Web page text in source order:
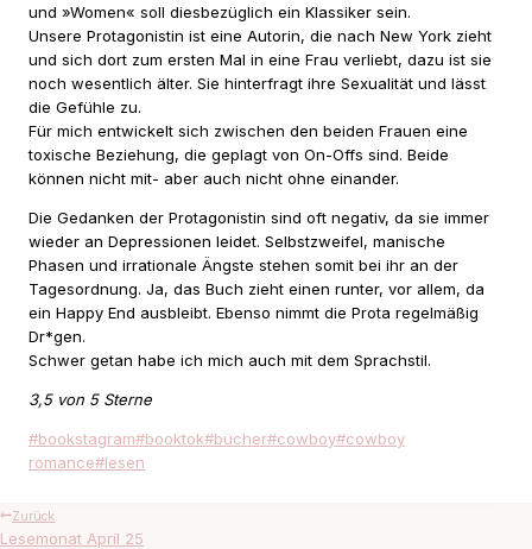
und »Women« soll diesbezüglich ein Klassiker sein.
Unsere Protagonistin ist eine Autorin, die nach New York zieht
und sich dort zum ersten Mal in eine Frau verliebt, dazu ist sie
noch wesentlich älter. Sie hinterfragt ihre Sexualität und lässt
die Gefühle zu.
Für mich entwickelt sich zwischen den beiden Frauen eine
toxische Beziehung, die geplagt von On-Offs sind. Beide
können nicht mit- aber auch nicht ohne einander.
Die Gedanken der Protagonistin sind oft negativ, da sie immer
wieder an Depressionen leidet. Selbstzweifel, manische
Phasen und irrationale Ängste stehen somit bei ihr an der
Tagesordnung. Ja, das Buch zieht einen runter, vor allem, da
ein Happy End ausbleibt. Ebenso nimmt die Prota regelmäßig
Dr*gen.
Schwer getan habe ich mich auch mit dem Sprachstil.
3,5 von 5 Sterne
Schlagworte:
#bookstagram#booktok#bücher#cowboy#cowboy
romance#lesen
Beitragsnavigation
Zurück
Lesemonat April 25